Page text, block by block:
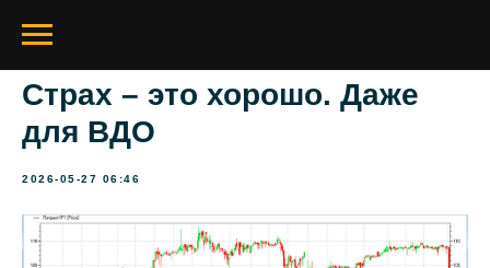
Страх – это хорошо. Даже
для ВДО
2026-05-27 06:46